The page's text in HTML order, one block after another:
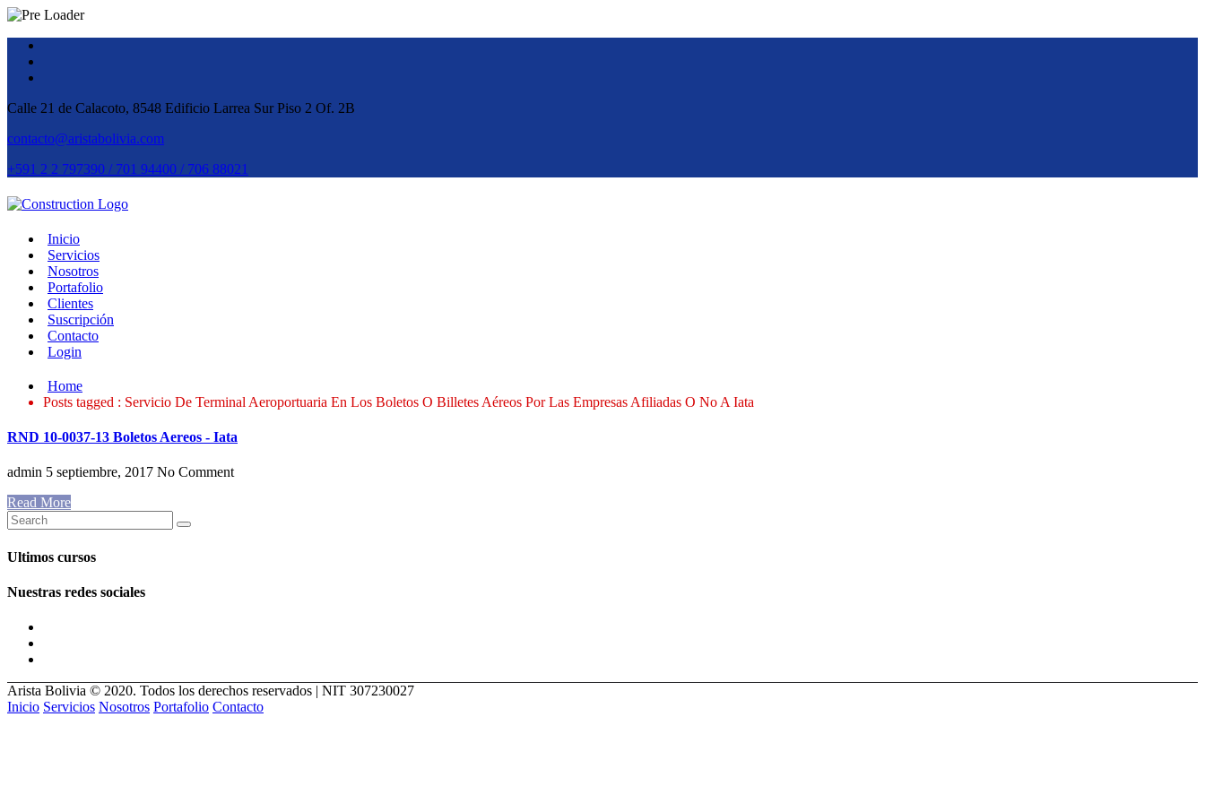
Calle 21 de Calacoto, 8548 Edificio Larrea Sur Piso 2 Of. 2B
contacto@aristabolivia.com
+591 2 2 797390 / 701 94400 / 706 88021
Inicio
Servicios
Nosotros
Portafolio
Clientes
Suscripción
Contacto
Login
Home
Posts tagged : Servicio De Terminal Aeroportuaria En Los Boletos O Billetes Aéreos Por Las Empresas Afiliadas O No A Iata
RND 10-0037-13 Boletos Aereos - Iata
admin 5 septiembre, 2017 No Comment
Read More
Ultimos cursos
Nuestras redes sociales
Arista Bolivia © 2020. Todos los derechos reservados | NIT 307230027
Inicio Servicios Nosotros Portafolio Contacto